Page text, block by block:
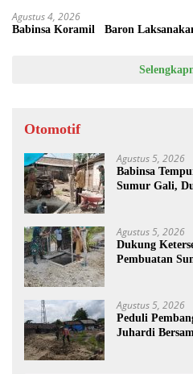
Agustus 4, 2026
Babinsa Koramil Baron
Otomotif
Agustus 5, 2026
Babinsa
Sumur Gali,
Agustus 5, 2026
Dukung
Pembuatan
Agustus 5, 2026
Peduli
Juhardi